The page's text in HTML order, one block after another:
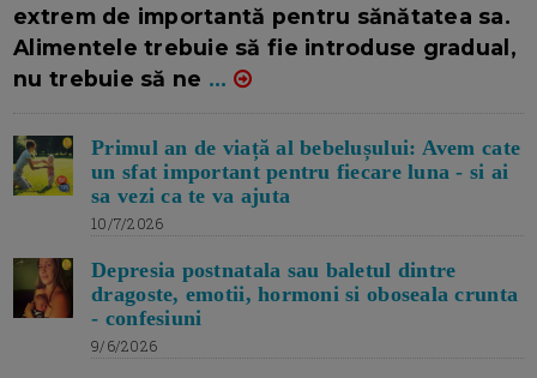
extrem de importantă pentru sănătatea sa.
Alimentele trebuie să fie introduse gradual,
nu trebuie să ne ...
Primul an de viață al bebelușului: Avem cate
un sfat important pentru fiecare luna - si ai
sa vezi ca te va ajuta
10/7/2026
Depresia postnatala sau baletul dintre
dragoste, emotii, hormoni si oboseala crunta
- confesiuni
9/6/2026